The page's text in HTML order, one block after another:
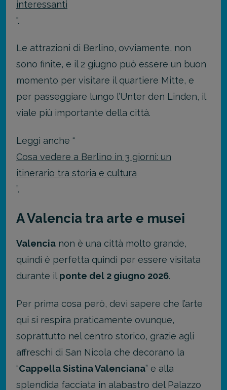
interessanti
".
Le attrazioni di Berlino, ovviamente, non
sono finite, e il 2 giugno può essere un buon
momento per visitare il quartiere Mitte, e
per passeggiare lungo l’Unter den Linden, il
viale più importante della città.
Leggi anche “
Cosa vedere a Berlino in 3 giorni: un
itinerario tra storia e cultura
”.
A Valencia tra arte e musei
Valencia non è una città molto grande,
quindi è perfetta quindi per essere visitata
durante il ponte del 2 giugno 2026.
Per prima cosa però, devi sapere che l’arte
qui si respira praticamente ovunque,
soprattutto nel centro storico, grazie agli
affreschi di San Nicola che decorano la
“Cappella Sistina Valenciana” e alla
splendida facciata in alabastro del Palazzo